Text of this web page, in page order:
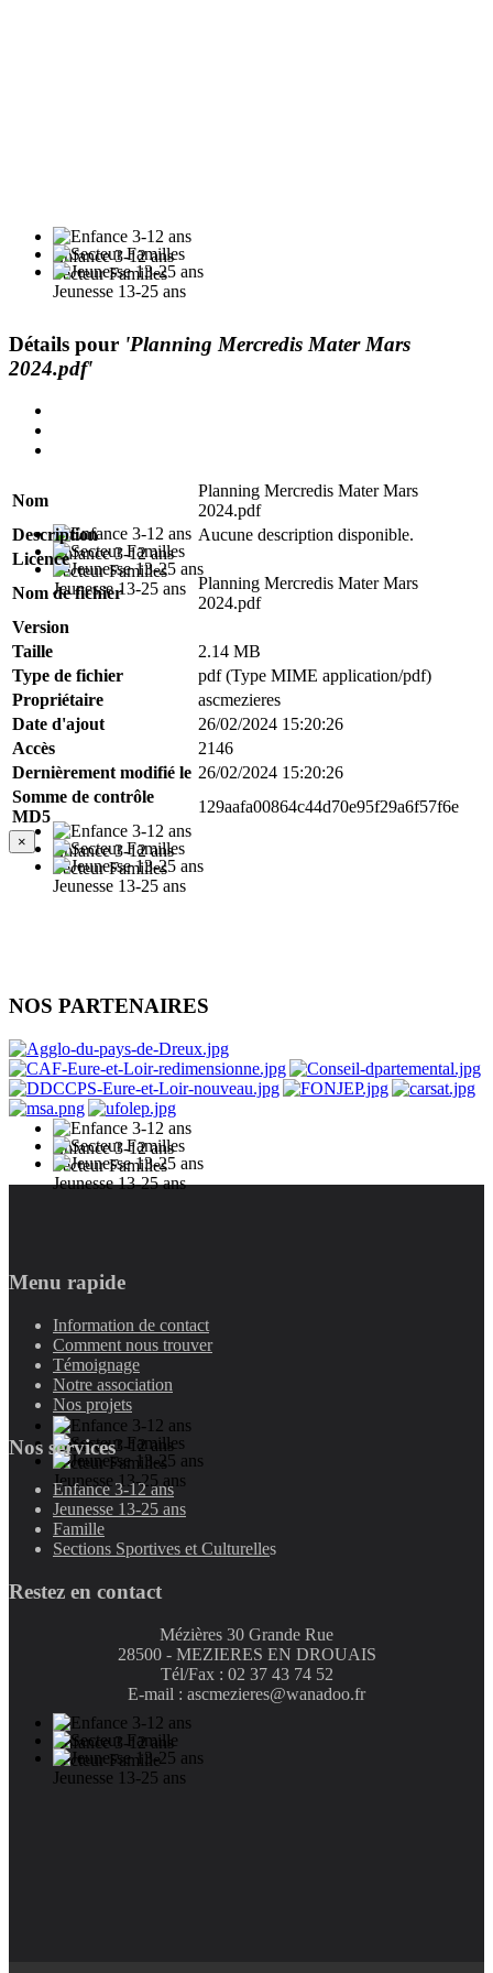
Enfance 3-12 ans
Enfance 3-12 ans
Enfance 3-12 ans
Enfance 3-12 ans
Enfance 3-12 ans
Enfance 3-12 ans
Secteur Familles
Secteur Familles
Secteur Familles
Secteur Familles
Secteur Familles
Secteur Famille
Jeunesse 13-25 ans
Jeunesse 13-25 ans
Jeunesse 13-25 ans
Jeunesse 13-25 ans
Jeunesse 13-25 ans
Jeunesse 13-25 ans
Détails pour 'Planning Mercredis Mater Mars
2024.pdf'
Nom
Planning Mercredis Mater Mars
2024.pdf
Description
Aucune description disponible.
Licence
Nom de fichier
Planning Mercredis Mater Mars
2024.pdf
Version
Taille
2.14 MB
Type de fichier
pdf (Type MIME application/pdf)
Propriétaire
ascmezieres
Date d'ajout
26/02/2024 15:20:26
Accès
2146
Dernièrement modifié le 26/02/2024 15:20:26
Somme de contrôle
MD5
129aafa00864c44d70e95f29a6f57f6e
×
NOS PARTENAIRES
Menu rapide
Information de contact
Comment nous trouver
Témoignage
Notre association
Nos projets
Nos services
Enfance 3-12 ans
Jeunesse 13-25 ans
Famille
Sections Sportives et Culturelles
Restez en contact
Mézières 30 Grande Rue
28500 - MEZIERES EN DROUAIS
Tél/Fax : 02 37 43 74 52
E-mail : ascmezieres@wanadoo.fr